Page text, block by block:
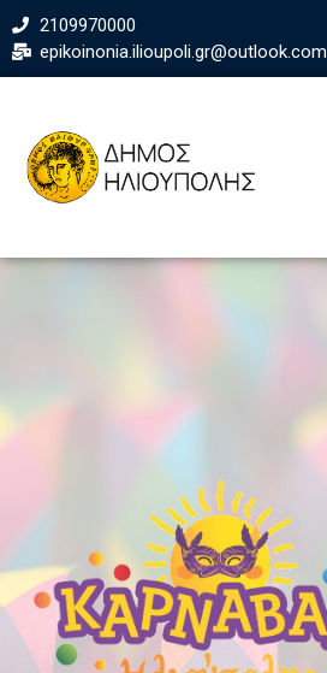
2109970000
epikoinonia.ilioupoli.gr@outlook.com